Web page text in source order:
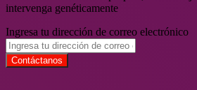
intervenga genéticamente
Ingresa tu dirección de correo electrónico